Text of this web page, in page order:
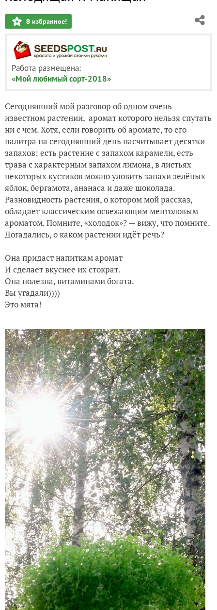
В избранное!
Работа размещена:
«Мой любимый сорт-2018»
Сегодняшний мой разговор об одном очень
известном растении, аромат которого нельзя спутать
ни с чем.Хотя, если говорить об аромате, то его
палитра на сегодняшний день насчитывает десятки
запахов: есть растение с запахом карамели, есть
трава с характерным запахом лимона, в листьях
некоторыхкустиков можно уловить запахи зелёных
яблок, бергамота, ананаса и даже шоколада.
Разновидность растения, о котором мой рассказ,
обладает классическим освежающим ментоловым
ароматом.Помните, «холодок»? — вижу, что помните.
Догадались, о каком растении идёт речь?
Она придаст напиткам аромат
И сделает вкуснее их стократ.
Она полезна, витаминами богата.
Вы угадали))))
Это мята!